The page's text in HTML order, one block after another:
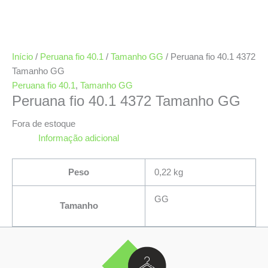
Início / Peruana fio 40.1 / Tamanho GG / Peruana fio 40.1 4372
Tamanho GG
Peruana fio 40.1 , Tamanho GG
Peruana fio 40.1 4372 Tamanho GG
Fora de estoque
Informação adicional
Peso 0,22 kg
Tamanho
GG